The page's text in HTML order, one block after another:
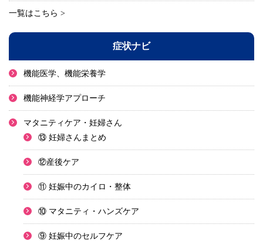
一覧はこちら >
症状ナビ
機能医学、機能栄養学
機能神経学アプローチ
マタニティケア・妊婦さん
⑬ 妊婦さんまとめ
⑫産後ケア
⑪ 妊娠中のカイロ・整体
⑩ マタニティ・ハンズケア
⑨ 妊娠中のセルフケア